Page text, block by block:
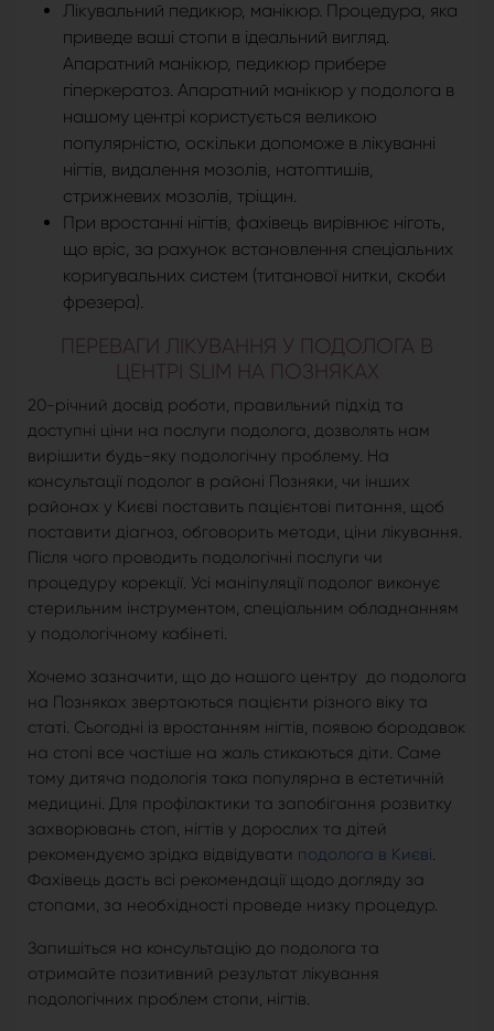
Лікувальний педикюр, манікюр. Процедура, яка
приведе ваші стопи в ідеальний вигляд.
Апаратний манікюр, педикюр прибере
гіперкератоз. Апаратний манікюр у подолога в
нашому центрі користується великою
популярністю, оскільки допоможе в лікуванні
нігтів, видалення мозолів, натоптишів,
стрижневих мозолів, тріщин.
При вростанні нігтів, фахівець вирівнює ніготь,
що вріс, за рахунок встановлення спеціальних
коригувальних систем (титанової нитки, скоби
фрезера).
ПЕРЕВАГИ ЛІКУВАННЯ У ПОДОЛОГА В
ЦЕНТРІ SLIM НА ПОЗНЯКАХ
20-річний досвід роботи, правильний підхід та
доступні ціни на послуги подолога, дозволять нам
вирішити будь-яку подологічну проблему. На
консультації подолог в районі Позняки, чи інших
районах у Києві поставить пацієнтові питання, щоб
поставити діагноз, обговорить методи, ціни лікування.
Після чого проводить подологічні послуги чи
процедуру корекції. Усі маніпуляції подолог виконує
стерильним інструментом, спеціальним обладнанням
у подологічному кабінеті.
Хочемо зазначити, що до нашого центру до подолога
на Позняках звертаються пацієнти різного віку та
статі. Сьогодні із вростанням нігтів, появою бородавок
на стопі все частіше на жаль стикаються діти. Саме
тому дитяча подологія така популярна в естетичній
медицині. Для профілактики та запобігання розвитку
захворювань стоп, нігтів у дорослих та дітей
рекомендуємо зрідка відвідувати подолога в Києві.
Фахівець дасть всі рекомендації щодо догляду за
стопами, за необхідності проведе низку процедур.
Запишіться на консультацію до подолога та
отримайте позитивний результат лікування
подологічних проблем стопи, нігтів.